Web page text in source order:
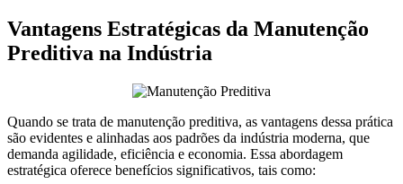
Vantagens Estratégicas da Manutenção
Preditiva na Indústria
Quando se trata de manutenção preditiva, as vantagens dessa prática
são evidentes e alinhadas aos padrões da indústria moderna, que
demanda agilidade, eficiência e economia. Essa abordagem
estratégica oferece benefícios significativos, tais como: